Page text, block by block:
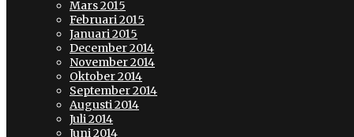
Mars 2015
Februari 2015
Januari 2015
December 2014
November 2014
Oktober 2014
September 2014
Augusti 2014
Juli 2014
Juni 2014